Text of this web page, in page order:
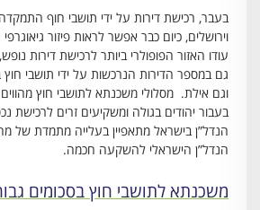
בעבר, רכישת דירות על ידי תושבי חוף
וירושלים, כיום כבר אפשר לראות פיזור
עודו האזור הפופולרי ביותר לרכישת דירות
גם במספר הדירות הנרכשות על ידי תושבי
וגם אילת. מסלולי משכנתא לתושבי חוץ
בעבור יהודים בגולה ומשקיעים זרים לרכישת
הנדל”ן בישראל מתאפיין בעלייה מתמדת של
הנדל”ן הישראלי להשקעה חכמה.
משכנתא לתושבי חוץ בסכומים